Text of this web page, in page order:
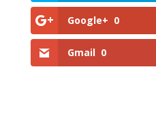
Google+ 0
Gmail 0